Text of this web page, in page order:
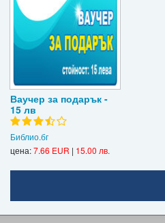
Ваучер за подарък -
15 лв
Библио.бг
цена:7.66 EUR | 15.00 лв.
Начало